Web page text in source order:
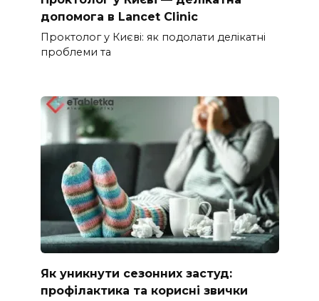
допомога в Lancet Clinic
Проктолог у Києві: як подолати делікатні
проблеми та
Як уникнути сезонних застуд:
профілактика та корисні звички